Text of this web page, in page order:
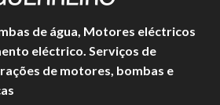
de água, Motores eléctricos
eléctrico. Serviços de
de motores, bombas e